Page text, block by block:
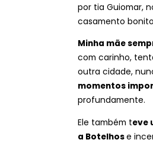
por tia Guiomar,
casamento
Minha mãe
com carinho,
outra cidade,
momentos
profundamente.
Ele também teve
a Botelhose